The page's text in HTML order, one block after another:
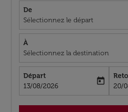
De
Sélectionnez le départ
À
Sélectionnez la destination
Départ
fc-booking-departure-date-aria-
13/08/2026
today
fc-
20/